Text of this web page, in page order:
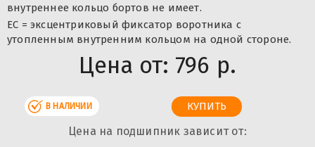
внутреннее кольцо бортов не имеет.
ЕС = эксцентриковый фиксатор воротника с
утопленным внутренним кольцом на одной стороне.
Цена от: 796 р.
В НАЛИЧИИ
Цена на подшипник зависит от: